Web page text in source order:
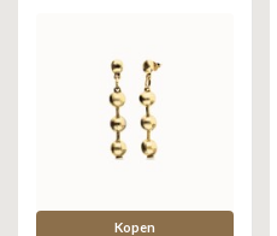
Kopen